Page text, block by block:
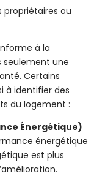
propriétaires ou
à la
seulement une
Certains
à identifier des
du logement :
Énergétique)
énergétique
est plus